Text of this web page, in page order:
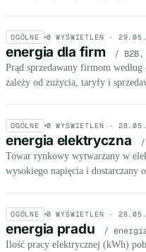
OGÓLNE 0 WYŚWIETLEŃ ·
energia dla firm /
Prąd sprzedawany firmom
zależy od zużycia, taryfy i
OGÓLNE 0 WYŚWIETLEŃ ·
energia elektryczna
Towar rynkowy wytwarzany w
wysokiego napięcia i dostarczany
OGÓLNE 0 WYŚWIETLEŃ ·
energia pradu /
Ilość pracy elektrycznej (kWh)